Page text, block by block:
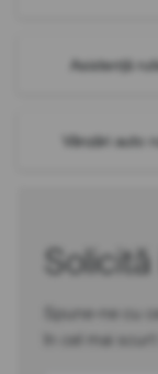
Asistență
Vânzări auto
Spune-ne cu
în cel mai